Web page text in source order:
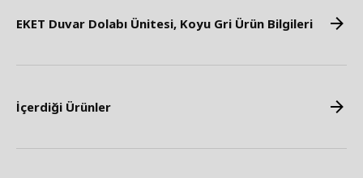
EKET Duvar Dolabı Ünitesi, Koyu Gri Ürün Bilgileri
İçerdiği Ürünler